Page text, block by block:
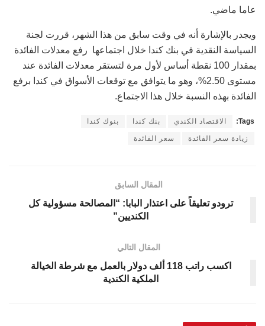
عاما ماضي.
ويجدر بالإشارة أنه في وقت سابق من هذا الشهر، قررت لجنة
السياسة النقدية في بنك كندا خلال اجتماعها رفع معدلات الفائدة
بمقدار 100 نقطة أساس لأول مرة لتستقر معدلات الفائدة عند
مستوى 2.50%، وهو ما يتوافق مع توقعات الأسواق في كندا برفع
الفائدة بهذه النسبة خلال هذا الاجتماع.
Tags: الاقتصاد الكندي بنك كندا بنوك كندا
زيادة سعر الفائدة سعر الفائدة
المقال السابق
ترودو تعليقاً على اعتذار البابا: “المصالحة مسؤولية كل
الكنديين”
المقال التالي
اكسب راتب 118 ألف دولار بالعمل مع شرطة الخيالة
الملكية الكندية